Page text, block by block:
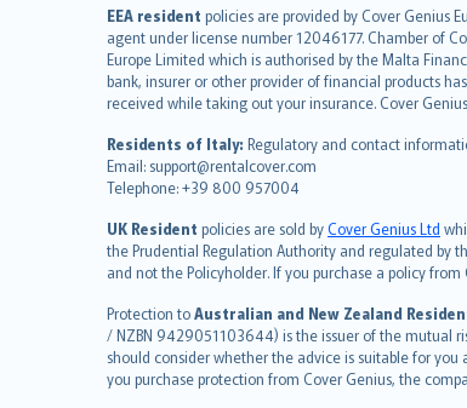
EEA resident policies are provided by Cover Genius
agent under license number 12046177. Chamber of
Europe Limited which is authorised by the Malta
bank, insurer or other provider of financial products
received while taking out your insurance. Cover
Residents of Italy: Regulatory and contact
Email: support@rentalcover.com
Telephone: +39 800 957004
UK Resident policies are sold byCover Genius Ltd
the Prudential Regulation Authority and regulated by
and not the Policyholder. If you purchase a policy
Protection toAustralian and New Zealand
/ NZBN 9429051103644) is the issuer of the mutual
should consider whether the advice is suitable for you
you purchase protection from Cover Genius, the
English (UK)
English (US)
Deutsch
français
Nederlands
español
italiano
简体中文
繁體中文
Português
polski
עברית
Português
svenska